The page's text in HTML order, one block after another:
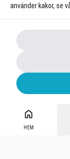
HEM
använder kakor, se